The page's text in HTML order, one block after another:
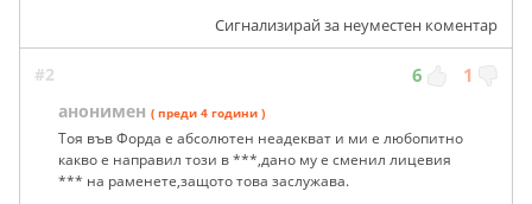
Сигнализирай за неуместен коментар
#2 6 1
анонимен ( преди 4 години )
Тоя във Форда е абсолютен неадекват и ми е любопитно
какво е направил този в ***,дано му е сменил лицевия
*** на раменете,защото това заслужава.